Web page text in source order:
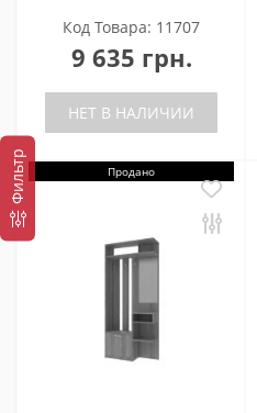
Фильтр
Код Товара: 11707
9 635 грн.
НЕТ В НАЛИЧИИ
Продано